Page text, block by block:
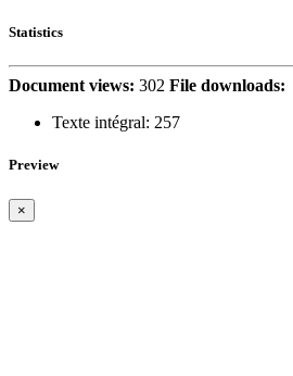
Statistics
Document views: 302 File downloads:
Texte intégral: 257
Preview
×